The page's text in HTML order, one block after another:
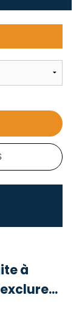
à